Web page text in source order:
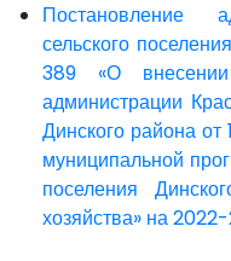
Постановление
сельского
389 «О
администрации
Динского района
муниципальной
поселения
хозяйства» на